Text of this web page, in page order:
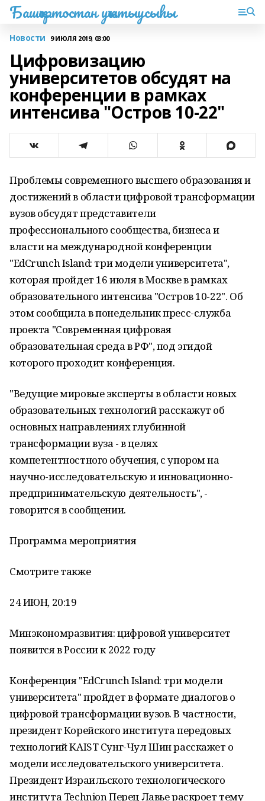
Башҡортостан уҡытыусыһы
Новости 9 ИЮЛЯ 2019, 03:00
Цифровизацию
университетов обсудят на
конференции в рамках
интенсива "Остров 10-22"
Проблемы современного высшего образования и
достижений в области цифровой трансформации
вузов обсудят представители
профессионального сообщества, бизнеса и
власти на международной конференции
"EdCrunch Island: три модели университета",
которая пройдет 16 июля в Москве в рамках
образовательного интенсива "Остров 10-22". Об
этом сообщила в понедельник пресс-служба
проекта "Современная цифровая
образовательная среда в РФ", под эгидой
которого проходит конференция.
"Ведущие мировые эксперты в области новых
образовательных технологий расскажут об
основных направлениях глубинной
трансформации вуза - в целях
компетентностного обучения, с упором на
научно-исследовательскую и инновационно-
предпринимательскую деятельность", -
говорится в сообщении.
Программа мероприятия
Смотрите также
24 ИЮН, 20:19
Минэкономразвития: цифровой университет
появится в России к 2022 году
Конференция "EdCrunch Island: три модели
университета" пройдет в формате диалогов о
цифровой трансформации вузов. В частности,
президент Корейского института передовых
технологий KAIST Сунг-Чул Шин расскажет о
модели исследовательского университета.
Президент Израильского технологического
института Technion Перец Лавье раскроет тему